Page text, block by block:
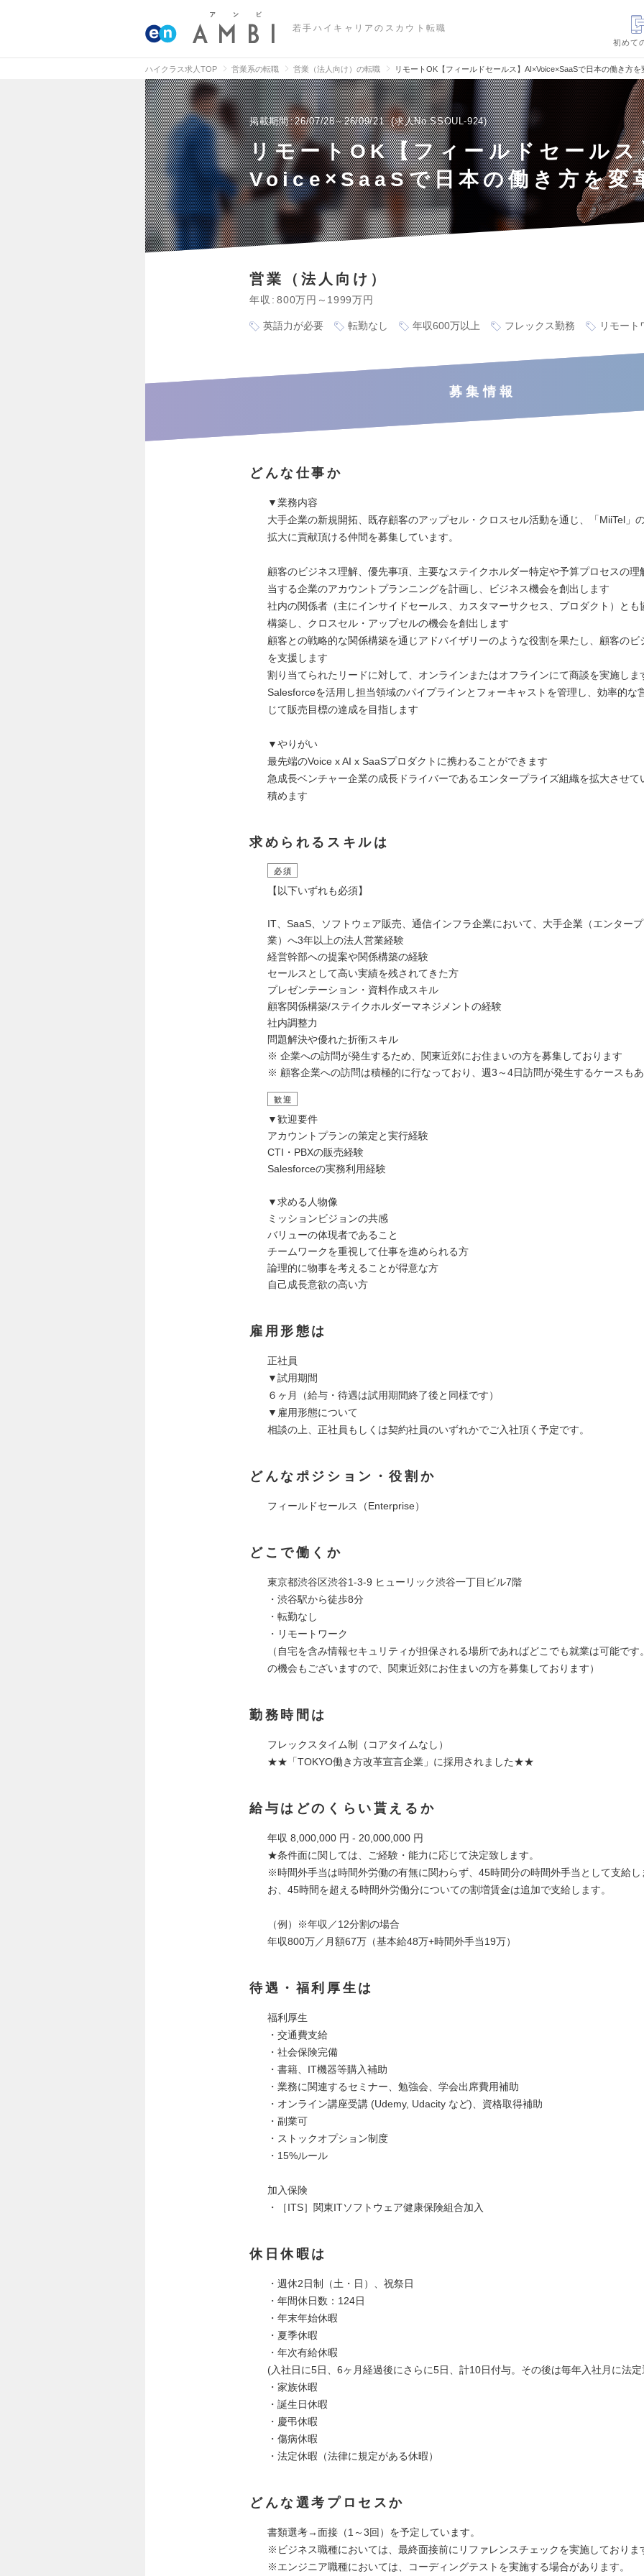
若手ハイキャリアのスカウト転職
初めて
ハイクラス求人TOP 営業系の転職 営業（法人向け）の転職 リモートOK【フィールドセールス】AI×Voice×SaaSで日本の働き方
掲載期間 26/07/28～26/09/21 求人No.SSOUL-924
リモートOK【フィールドセール
Voice×SaaSで日本の働き方を変
営業（法人向け）
年収 800万円～1999万円
英語力が必要 転勤なし 年収600万以上 フレックス勤務 リモート
募集情報
どんな仕事か
▼業務内容
大手企業の新規開拓、既存顧客のアップセル・クロスセル活動を通じ、「MiiTel」
拡大に貢献頂ける仲間を募集しています。
顧客のビジネス理解、優先事項、主要なステイクホルダー特定や予算プロセスの理
当する企業のアカウントプランニングを計画し、ビジネス機会を創出します
社内の関係者（主にインサイドセールス、カスタマーサクセス、プロダクト）とも
構築し、クロスセル・アップセルの機会を創出します
顧客との戦略的な関係構築を通じアドバイザリーのような役割を果たし、顧客のビ
を支援します
割り当てられたリードに対して、オンラインまたはオフラインにて商談を実施しま
Salesforceを活用し担当領域のパイプラインとフォーキャストを管理し、効率的な
じて販売目標の達成を目指します
▼やりがい
最先端のVoice x AI x SaaSプロダクトに携わることができます
急成長ベンチャー企業の成長ドライバーであるエンタープライズ組織を拡大させて
積めます
求められるスキルは
必須
【以下いずれも必須】
IT、SaaS、ソフトウェア販売、通信インフラ企業において、大手企業（エンター
業）へ3年以上の法人営業経験
経営幹部への提案や関係構築の経験
セールスとして高い実績を残されてきた方
プレゼンテーション・資料作成スキル
顧客関係構築/ステイクホルダーマネジメントの経験
社内調整力
問題解決や優れた折衝スキル
※ 企業への訪問が発生するため、関東近郊にお住まいの方を募集しております
※ 顧客企業への訪問は積極的に行なっており、週3～4日訪問が発生するケースも
歓迎
▼歓迎要件
アカウントプランの策定と実行経験
CTI・PBXの販売経験
Salesforceの実務利用経験
▼求める人物像
ミッションビジョンの共感
バリューの体現者であること
チームワークを重視して仕事を進められる方
論理的に物事を考えることが得意な方
自己成長意欲の高い方
雇用形態は
正社員
▼試用期間
６ヶ月（給与・待遇は試用期間終了後と同様です）
▼雇用形態について
相談の上、正社員もしくは契約社員のいずれかでご入社頂く予定です。
どんなポジション・役割か
フィールドセールス（Enterprise）
どこで働くか
東京都渋谷区渋谷1-3-9 ヒューリック渋谷一丁目ビル7階
・渋谷駅から徒歩8分
・転勤なし
・リモートワーク
（自宅を含み情報セキュリティが担保される場所であればどこでも就業は可能です
の機会もございますので、関東近郊にお住まいの方を募集しております）
勤務時間は
フレックスタイム制（コアタイムなし）
★★「TOKYO働き方改革宣言企業」に採用されました★★
給与はどのくらい貰えるか
年収 8,000,000 円 - 20,000,000 円
★条件面に関しては、ご経験・能力に応じて決定致します。
※時間外手当は時間外労働の有無に関わらず、45時間分の時間外手当として支給し
お、45時間を超える時間外労働分についての割増賃金は追加で支給します。
（例）※年収／12分割の場合
年収800万／月額67万（基本給48万+時間外手当19万）
待遇・福利厚生は
福利厚生
・交通費支給
・社会保険完備
・書籍、IT機器等購入補助
・業務に関連するセミナー、勉強会、学会出席費用補助
・オンライン講座受講 (Udemy, Udacity など)、資格取得補助
・副業可
・ストックオプション制度
・15%ルール
加入保険
・［ITS］関東ITソフトウェア健康保険組合加入
休日休暇は
・週休2日制（土・日）、祝祭日
・年間休日数：124日
・年末年始休暇
・夏季休暇
・年次有給休暇
(入社日に5日、6ヶ月経過後にさらに5日、計10日付与。その後は毎年入社月に法
・家族休暇
・誕生日休暇
・慶弔休暇
・傷病休暇
・法定休暇（法律に規定がある休暇）
どんな選考プロセスか
書類選考→面接（1～3回）を予定しています。
※ビジネス職種においては、最終面接前にリファレンスチェックを実施しておりま
※エンジニア職種においては、コーディングテストを実施する場合があります。